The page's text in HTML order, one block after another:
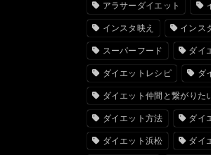
アラサーダイエット
インスタ映え インス
スーパーフード ダイ
ダイエットレシピ ダ
ダイエット仲間と繋がりた
ダイエット方法 ダイ
ダイエット浜松 ダイ